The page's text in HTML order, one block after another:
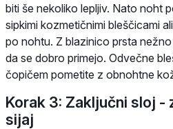
biti še nekoliko lepljiv. Nato noht
sipkimi kozmetičnimi bleščicami
po nohtu. Z blazinico prsta nežno
da se dobro primejo. Odvečne
čopičem pometite z obnohtne
Korak 3: Zaključni sloj -
sijaj